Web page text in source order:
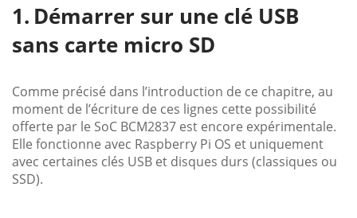
Démarrer sur une clé USB
sans carte micro SD
Comme précisé dans l’introduction de ce chapitre, au
moment de l’écriture de ces lignes cette possibilité
offerte par le SoC BCM2837 est encore expérimentale.
Elle fonctionne avec Raspberry Pi OS et uniquement
avec certaines clés USB et disques durs (classiques ou
SSD).